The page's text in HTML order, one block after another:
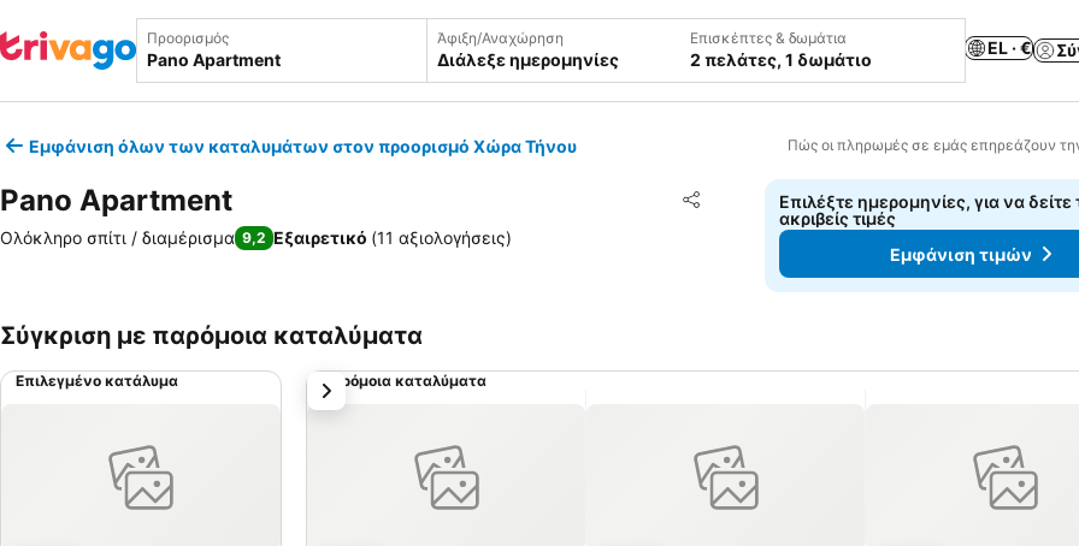
Προορισμός Άφιξη/Αναχώρηση
Διάλεξε ημερομηνίες
Επισκέπτες & δωμάτια
2 πελάτες, 1 δωμάτιο
EL · €
Εμφάνιση όλων των καταλυμάτων στον προορισμό Χώρα Τήνου Πώς οι πληρωμές σε εμάς επηρεάζουν
Pano Apartment Κοινοποίηση
Προσθήκη στα αγαπημένα
Ολόκληρο σπίτι / διαμέρισμα 9,2 Εξαιρετικό (11 αξιολογήσεις)
Επιλέξτε ημερομηνίες, για να δείτε
ακριβείς τιμές
Εμφάνιση τιμών
Σύγκριση με παρόμοια καταλύματα
Επιλεγμένο κατάλυμα Παρόμοια καταλύματα
επόμενο